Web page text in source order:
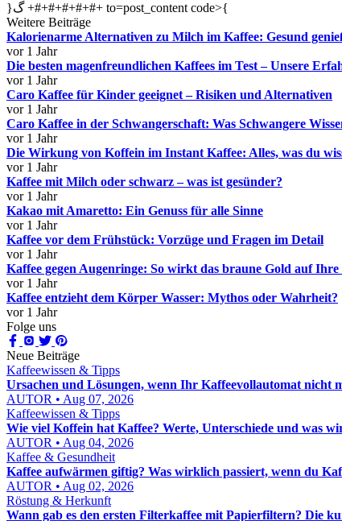
}گ +#+#+#+#+#+ to=post_content code>{
Weitere Beiträge
Kalorienarme Alternativen zu Milch im Kaffee: Gesund
vor 1 Jahr
Die besten magenfreundlichen Kaffees im Test – Unsere
vor 1 Jahr
Caro Kaffee für Kinder geeignet – Risiken und Alternativen
vor 1 Jahr
Caro Kaffee in der Schwangerschaft: Was Schwangere
vor 1 Jahr
Die Wirkung von Koffein im Instant Kaffee: Alles, was du
vor 1 Jahr
Kaffee mit Milch oder schwarz – was ist gesünder?
vor 1 Jahr
Kakao mit Amaretto: Ein Genuss für alle Sinne
vor 1 Jahr
Kaffee vor dem Frühstück: Vorzüge und Fragen im Detail
vor 1 Jahr
Kaffee gegen Augenringe: So wirkt das braune Gold auf
vor 1 Jahr
Kaffee entzieht dem Körper Wasser: Mythos oder Wahrheit?
vor 1 Jahr
Folge uns
Neue Beiträge
Kaffeewissen & Tipps
Ursachen und Lösungen, wenn Ihr Kaffeevollautomat nicht
AUTOR • Aug 07, 2026
Kaffeewissen & Tipps
Wie viel Koffein hat Kaffee? Werte, Unterschiede und was
AUTOR • Aug 04, 2026
Kaffee & Gesundheit
Kaffee aufwärmen giftig? Was wirklich passiert, wenn du
AUTOR • Aug 02, 2026
Röstung & Herkunft
Wann gab es den ersten Filterkaffee mit Papierfiltern? Die